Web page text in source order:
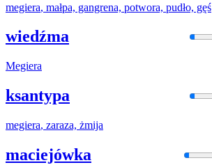
megiera, małpa, gangrena, potwora, pudło, gęś
wiedźma
Megiera
ksantypa
megiera, zaraza, żmija
maciejówka